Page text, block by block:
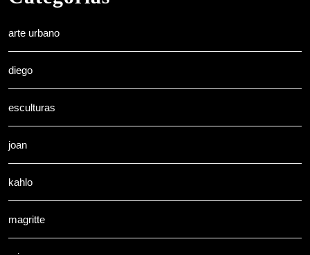
arte urbano
diego
esculturas
joan
kahlo
magritte